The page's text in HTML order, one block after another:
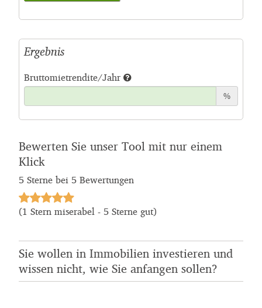
Ergebnis
Bruttomietrendite/Jahr
%
Bewerten Sie unser Tool mit nur einem
Klick
5Sterne bei5Bewertungen
(1 Stern miserabel - 5 Sterne gut)
Sie wollen in Immobilien investieren und
wissen nicht, wie Sie anfangen sollen?